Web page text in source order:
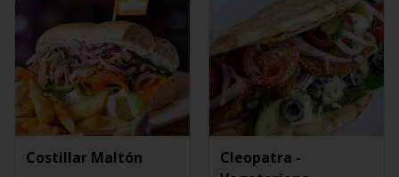
Costillar Maltón
Cleopatra -